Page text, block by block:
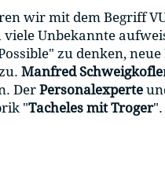
wir mit dem Begriff
Unbekannte
zu denken,
Manfred Schweigkofle
DerPersonalexperte
"Tacheles mit Troger".